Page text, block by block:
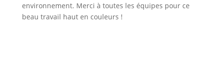
environnement. Merci à toutes les équipes pour ce
beau travail haut en couleurs !